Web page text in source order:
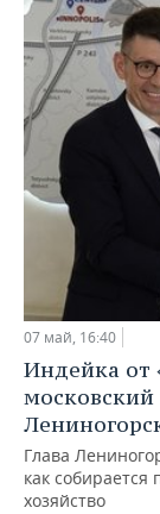
07 май, 16:40
Индейка от
московский
Глава
как собирается
хозяйство